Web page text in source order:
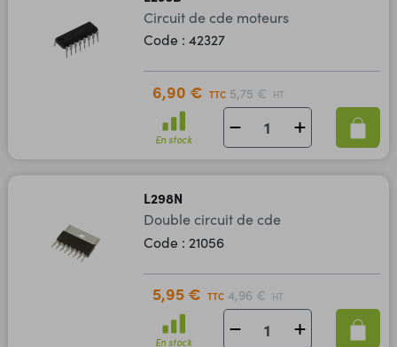
Circuit de cde moteurs
Code : 42327
6,90 € TTC 5,75 € HT
En stock
L298N
Double circuit de cde
Code : 21056
5,95 € TTC 4,96 € HT
En stock